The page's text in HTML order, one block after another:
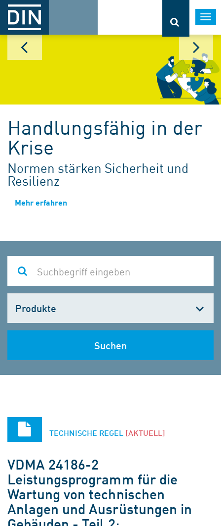
Handlungsfähig in der
Krise
Normen stärken Sicherheit und
Resilienz
Mehr erfahren
wählen
Suchen
TECHNISCHE REGEL [AKTUELL]
VDMA 24186-2
Leistungsprogramm für die
Wartung von technischen
Anlagen und Ausrüstungen in